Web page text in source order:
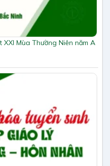
Mùa Thường Niên năm A